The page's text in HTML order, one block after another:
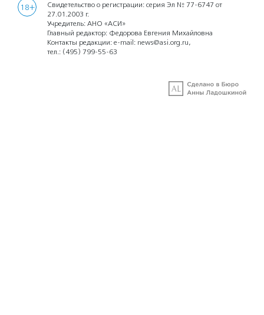
18+
Свидетельство о регистрации: серия Эл № 77-6747 от
27.01.2003 г.
Учредитель: АНО «АСИ»
Главный редактор: Федорова Евгения Михайловна
Контакты редакции: e-mail: news@asi.org.ru,
тел.: (495) 799-55-63